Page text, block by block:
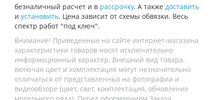
безналичный расчет и в рассрочку. А также доставить
и установить. Цена зависит от схемы обвязки. Весь
спектр работ "под ключ".
Внимание! Приведенные на сайте интернет-магазина
характеристики товаров носят исключительно
информационный характер. Внешний вид товара,
включая цвет и комплектация могут незначительно
отличаться от представленных на фотографии и
видеообзоре (цвет, свет, комплектация, обновление